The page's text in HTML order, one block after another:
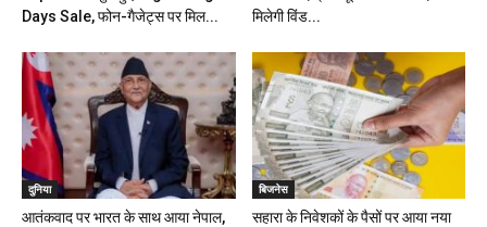
Days Sale, फोन-गैजेट्स पर मिल...
मिलेगी विंड...
दुनिया
आतंकवाद पर भारत के साथ आया नेपाल,
बिजनेस
सहारा के निवेशकों के पैसों पर आया नया